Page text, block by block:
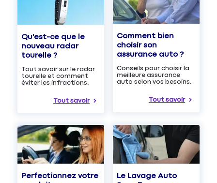
Qu'est-ce que le
nouveau radar
tourelle ?
Tout savoir sur le radar
tourelle et comment
éviter les infractions.
Tout savoir
Comment bien
choisir son
assurance auto ?
Conseils pour choisir la
meilleure assurance
auto selon vos besoins.
Tout savoir
Perfectionnez votre
Le Lavage Auto